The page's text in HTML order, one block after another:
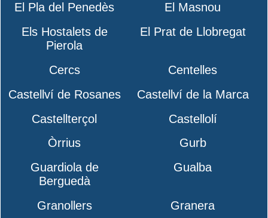
El Pla del Penedès
El Masnou
Els Hostalets de
Pierola
El Prat de Llobregat
Cercs
Centelles
Castellví de Rosanes
Castellví de la Marca
Castellterçol
Castellolí
Òrrius
Gurb
Guardiola de
Berguedà
Gualba
Granollers
Granera